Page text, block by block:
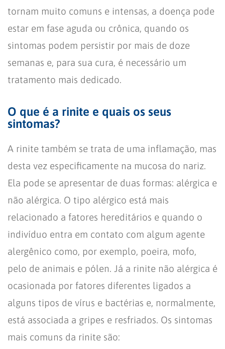
tornam muito comuns e intensas, a doença pode
estar em fase aguda ou crônica, quando os
sintomas podem persistir por mais de doze
semanas e, para sua cura, é necessário um
tratamento mais dedicado.
O que é a rinite e quais os seus
sintomas?
A rinite também se trata de uma inflamação, mas
desta vez especificamente na mucosa do nariz.
Ela pode se apresentar de duas formas: alérgica e
não alérgica. O tipo alérgico está mais
relacionado a fatores hereditários e quando o
indivíduo entra em contato com algum agente
alergênico como, por exemplo, poeira, mofo,
pelo de animais e pólen. Já a rinite não alérgica é
ocasionada por fatores diferentes ligados a
alguns tipos de vírus e bactérias e, normalmente,
está associada a gripes e resfriados. Os sintomas
mais comuns da rinite são: